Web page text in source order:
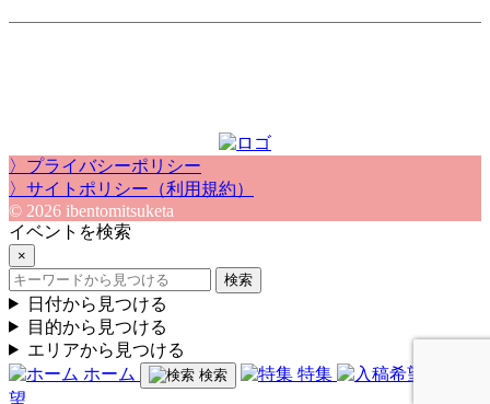
〉プライバシーポリシー
〉サイトポリシー（利用規約）
© 2026 ibentomitsuketa
イベントを検索
×
検索
日付から見つける
目的から見つける
エリアから見つける
ホーム
検索 特集
望